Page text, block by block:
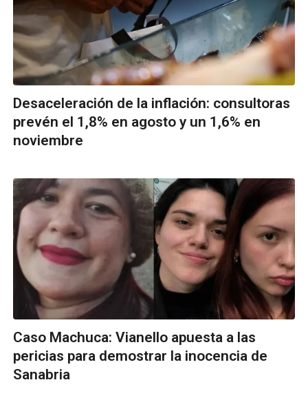
Desaceleración de la inflación: consultoras
prevén el 1,8% en agosto y un 1,6% en
noviembre
Caso Machuca: Vianello apuesta a las
pericias para demostrar la inocencia de
Sanabria